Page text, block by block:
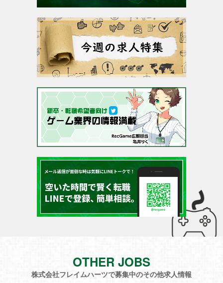
OTHER JOBS
株式会社フレイムハーツで募集中のその他求人情報